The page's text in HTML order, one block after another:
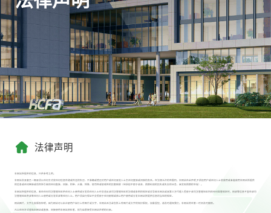
法律声明
本网站所提供的信息，只供参考之用。
本网站及其雇员一概毋须以任何方式就任何信息传递或传送的失误、不准确或错误对用户或任何其他人士负任何直接或间接的责任。在法律允许的范围内，本网站在此声明,不承担用户或任何人士就使用或未能使用本网站所提供
的信息或任何链接或项目所引致的任何直接、间接、附带、从属、特殊、惩罚性或惩戒性的损害赔偿（包括但不限于收益、预期利润的损失或失去的业务、未实现预期的节省）。
本网站所提供的信息，若在任何司法管辖地区供任何人士使用或分发给任何人士时会违反该司法管辖地区的法律或条例的规定或会导致本网站或其第三方代理人受限于该司法管辖地区内的任何监管规定时，则该等信息不宜在该司
法管辖地区供该等任何人士使用或分发给该等任何人士。用户须自行保证不会受限于任何限制或禁止用户使用或分发本网站所提供信息的当地的规定。
网站图片，文字之类版权申明，因为网站可以由注册用户自行上传图片或文字，本网站无法鉴别所上传图片或文字的知识版权，如果侵犯，请及时通知我们，本网站将在第一时间及时删除。
凡以任何方式登陆本网站或直接、间接使用本网站资料者，视为自愿接受本网站声明的约束。